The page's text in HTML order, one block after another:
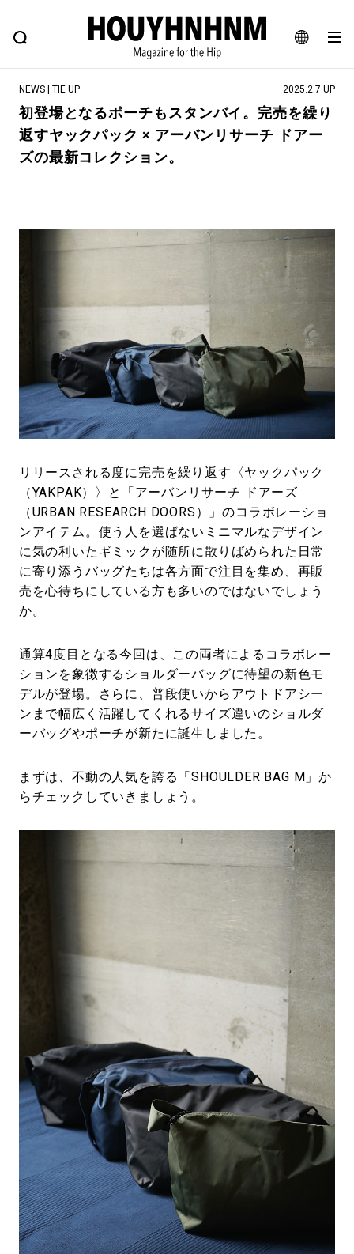
JA
EN
FEATURE BLOG SNAP
ヒップなファッション、カルチャー、ライフスタイルWEBマガジン
#注目のタグ
#NEW VINTAGE #マイナーグッド図鑑
#路地裏てぃーん。
#FOCUS IT
#ととけん #MUSIC
#LIFESTYLE #SNEAKER #OUTDOOR
#SPORTS #HANDSOME HANDBOOK
NEWS | TIE UP 2025.2.7 UP
初登場となるポーチもスタンバイ。完売を繰り
返すヤックパック × アーバンリサーチ ドアー
ズの最新コレクション。
リリースされる度に完売を繰り返す〈ヤックパック
（YAKPAK）〉と「アーバンリサーチ ドアーズ
（URBAN RESEARCH DOORS）」のコラボレーショ
ンアイテム。使う人を選ばないミニマルなデザイン
に気の利いたギミックが随所に散りばめられた日常
に寄り添うバッグたちは各方面で注目を集め、再販
売を心待ちにしている方も多いのではないでしょう
か。
通算4度目となる今回は、この両者によるコラボレー
ションを象徴するショルダーバッグに待望の新色モ
デルが登場。さらに、普段使いからアウトドアシー
ンまで幅広く活躍してくれるサイズ違いのショルダ
ーバッグやポーチが新たに誕生しました。
まずは、不動の人気を誇る「SHOULDER BAG M」か
らチェックしていきましょう。